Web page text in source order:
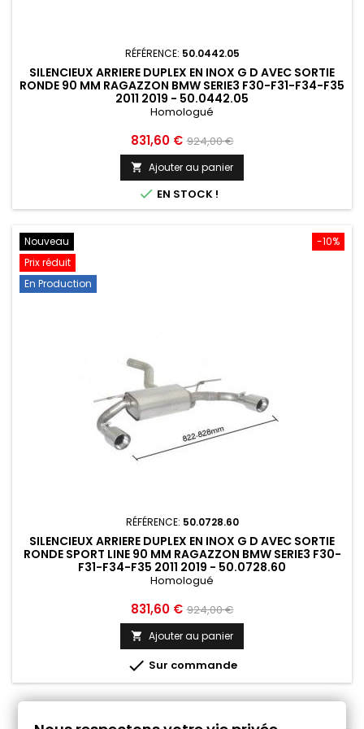
RÉFÉRENCE: 50.0442.05
SILENCIEUX ARRIERE DUPLEX EN INOX G D AVEC SORTIE
RONDE 90 MM RAGAZZON BMW SERIE3 F30-F31-F34-F35
2011 2019 - 50.0442.05
Homologué
Prix
831,60 € Prix
de
base
924,00 €
 Ajouter au panier
 EN STOCK !
-10%
Nouveau
Prix réduit
En Production
RÉFÉRENCE: 50.0728.60
SILENCIEUX ARRIERE DUPLEX EN INOX G D AVEC SORTIE
RONDE SPORT LINE 90 MM RAGAZZON BMW SERIE3 F30-
F31-F34-F35 2011 2019 - 50.0728.60
Homologué
Prix
831,60 € Prix
de
base
924,00 €
 Ajouter au panier
 Sur commande